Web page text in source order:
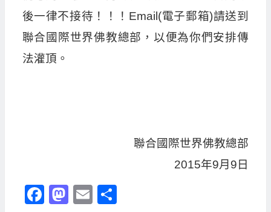
後一律不接待！！！Email(電子郵箱)請送到
聯合國際世界佛教總部，以便為你們安排傳
法灌頂。
聯合國際世界佛教總部
2015年9月9日
Facebook
Mastodon
Email